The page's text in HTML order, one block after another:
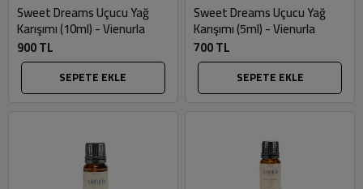
Sweet Dreams Uçucu Yağ
Karışımı (10ml) - Vienurla
900 TL
SEPETE EKLE
Sweet Dreams Uçucu Yağ
Karışımı (5ml) - Vienurla
700 TL
SEPETE EKLE